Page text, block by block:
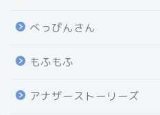
べっぴんさん
もふもふ
アナザーストーリーズ